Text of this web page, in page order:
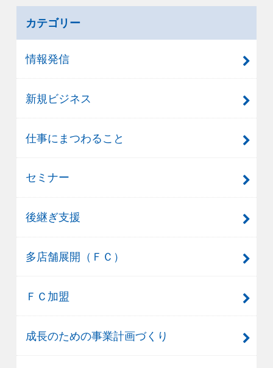
カテゴリー
情報発信
新規ビジネス
仕事にまつわること
セミナー
後継ぎ支援
多店舗展開（ＦＣ）
ＦＣ加盟
成長のための事業計画づくり